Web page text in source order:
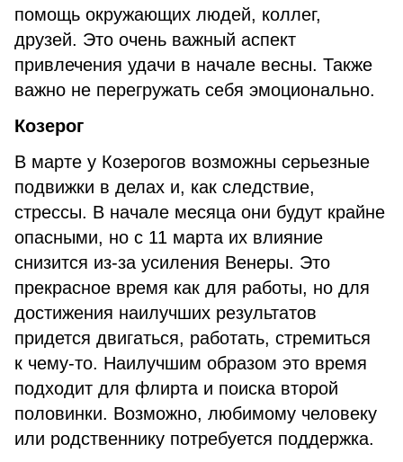
помощь окружающих людей, коллег,
друзей. Это очень важный аспект
привлечения удачи в начале весны. Также
важно не перегружать себя эмоционально.
Козерог
В марте у Козерогов возможны серьезные
подвижки в делах и, как следствие,
стрессы. В начале месяца они будут крайне
опасными, но с 11 марта их влияние
снизится из-за усиления Венеры. Это
прекрасное время как для работы, но для
достижения наилучших результатов
придется двигаться, работать, стремиться
к чему-то. Наилучшим образом это время
подходит для флирта и поиска второй
половинки. Возможно, любимому человеку
или родственнику потребуется поддержка.